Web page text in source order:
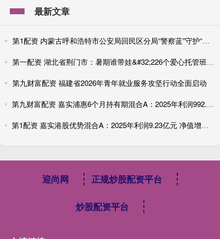
最新文章
第1配资 内蒙古呼和浩特市公安局回民区分局“警察蓝”守护“生态绿”
第一配资 湖北省荆门市：暑期谁带娃&#32;226个爱心托管班来照护
第九财富配资 福建省2026年青年就业服务攻坚行动全面启动
第九财富配资 嘉实浦惠6个月持有期混合A：2025年利润992.93万元 净值增长率3.9%
第1配资 嘉实港股优势混合A：2025年利润9.23亿元 净值增长率23.36%
迎尚网 正规炒股配资平台
炒股配资平台